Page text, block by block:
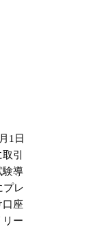
1日
引
験導
プレ
口座
リー